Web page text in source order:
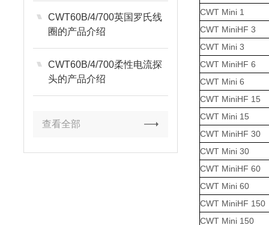
CWT60B/4/700英国罗氏线
圈的产品介绍
CWT60B/4/700柔性电流探
头的产品介绍
查看全部
CWT Mini 1
CWT MiniHF 3
CWT Mini 3
CWT MiniHF 6
CWT Mini 6
CWT MiniHF 15
CWT Mini 15
CWT MiniHF 30
CWT Mini 30
CWT MiniHF 60
CWT Mini 60
CWT MiniHF 150
CWT Mini 150